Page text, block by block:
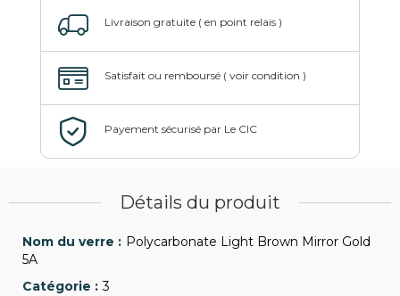
Détails du produit
Polycarbonate Light Brown Mirror Gold
5A
3